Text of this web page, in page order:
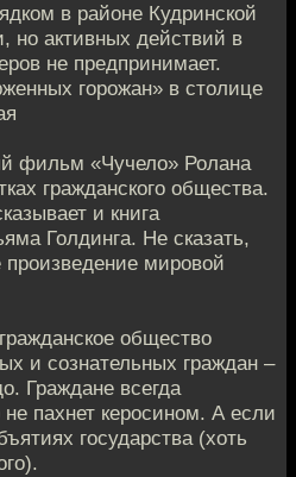
в районе Кудринской
но активных действий в
не предпринимает.
горожан» в столице
фильм «Чучело» Ролана
гражданского общества.
и книга
Голдинга. Не сказать,
произведение мировой
общество
и сознательных граждан –
Граждане всегда
пахнет керосином. А если
государства (хоть